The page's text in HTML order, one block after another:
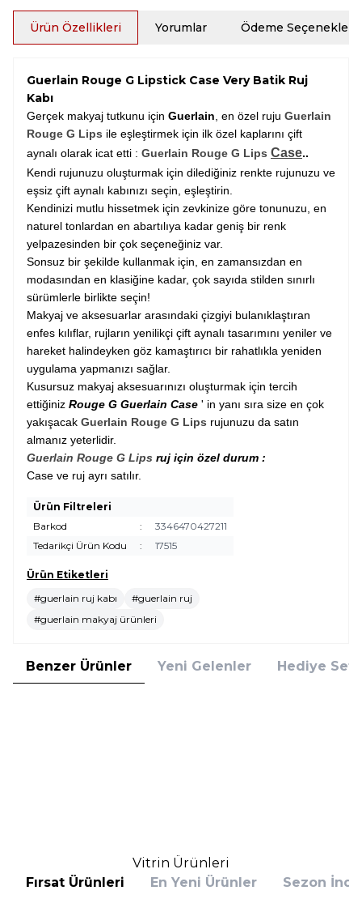
Ürün Özellikleri Yorumlar Ödeme Seçenekleri
Guerlain Rouge G Lipstick Case Very Batik Ruj
Kabı
Gerçek makyaj tutkunu için Guerlain , en özel ruju Guerlain
Rouge G Lips ile eşleştirmek için ilk özel kaplarını çift
aynalı olarak icat etti : Guerlain Rouge G Lips Case..
Kendi rujunuzu oluşturmak için dilediğiniz renkte rujunuzu ve
eşsiz çift aynalı kabınızı seçin, eşleştirin.
Kendinizi mutlu hissetmek için zevkinize göre tonunuzu, en
naturel tonlardan en abartılıya kadar geniş bir renk
yelpazesinden bir çok seçeneğiniz var.
Sonsuz bir şekilde kullanmak için, en zamansızdan en
modasından en klasiğine kadar, çok sayıda stilden sınırlı
sürümlerle birlikte seçin!
Makyaj ve aksesuarlar arasındaki çizgiyi bulanıklaştıran
enfes kılıflar, rujların yenilikçi çift aynalı tasarımını yeniler ve
hareket halindeyken göz kamaştırıcı bir rahatlıkla yeniden
uygulama yapmanızı sağlar.
Kusursuz makyaj aksesuarınızı oluşturmak için tercih
ettiğiniz Rouge G Guerlain Case ' in yanı sıra size en çok
yakışacak Guerlain Rouge G Lips rujunuzu da satın
almanız yeterlidir.
Guerlain Rouge G Lips ruj için özel durum :
Case ve ruj ayrı satılır.
Ürün Filtreleri
Barkod
:
3346470427211
Tedarikçi Ürün Kodu
: 17515
Ürün Etiketleri
#guerlain ruj kabı
#guerlain ruj
#guerlain makyaj ürünleri
Benzer Ürünler Yeni Gelenler Hediye
Vitrin Ürünleri
Fırsat Ürünleri
En Yeni Ürünler Sezon